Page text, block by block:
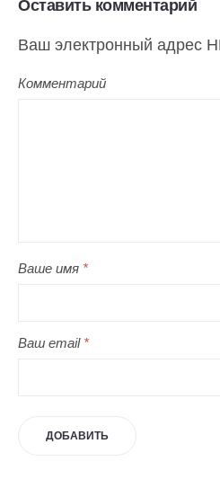
Оставить комментарий
Ваш электронный адрес
Комментарий
Ваше имя *
Ваш email *